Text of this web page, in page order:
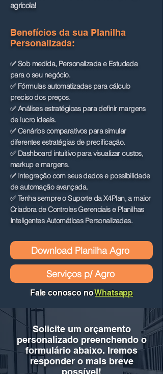
agrícola!
Benefícios da sua Planilha
Personalizada:​​
✅ Sob medida, Personalizada e Estudada
para o seu negócio.
✅ Fórmulas automatizadas para cálculo
preciso dos preços.
✅ Análises estratégicas para definir margens
de lucro ideais.
✅ Cenários comparativos para simular
diferentes estratégias de precificação.
✅ Dashboard intuitivo para visualizar custos,
markup e margens.
✅ Integração com seus dados e possibilidade
de automação avançada.
✅ Tenha sempre o Suporte da X4Plan, a maior
Criadora de Controles Gerenciais e Planilhas
Inteligentes Automáticas Personalizadas.
Download Planilha Agro
Serviços p/ Agro
Fale conosco noWhatsapp
Solicite um orçamento
personalizado preenchendo o
formulário abaixo. Iremos
responder o mais breve
possível!